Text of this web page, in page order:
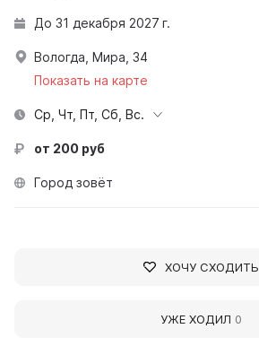
До 31 декабря 2027 г.
Вологда, Мира, 34
Показать на карте
Ср, Чт, Пт, Сб, Вс.
от 200 руб
Город зовёт
ХОЧУ СХОДИТЬ
УЖЕ ХОДИЛ 0